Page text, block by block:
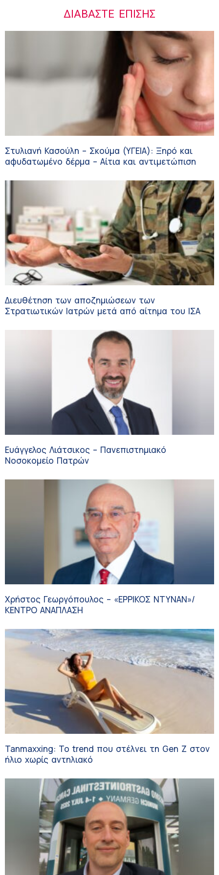
ΔΙΑΒΆΣΤΕ ΕΠΊΣΗΣ
Στυλιανή Κασούλη – Σκούμα (ΥΓΕΙΑ): Ξηρό και
αφυδατωμένο δέρμα – Αίτια και αντιμετώπιση
Διευθέτηση των αποζημιώσεων των
Στρατιωτικών Ιατρών μετά από αίτημα του ΙΣΑ
Ευάγγελος Λιάτσικος – Πανεπιστημιακό
Νοσοκομείο Πατρών
Χρήστος Γεωργόπουλος – «ΕΡΡΙΚΟΣ ΝΤΥΝΑΝ»/
ΚΕΝΤΡΟ ΑΝΑΠΛΑΣΗ
Tanmaxxing: To trend που στέλνει τη Gen Z στον
ήλιο χωρίς αντηλιακό